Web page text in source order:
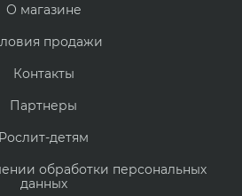
О магазине
продажи
Контакты
Партнеры
Рослит-детям
обработки персональных
данных